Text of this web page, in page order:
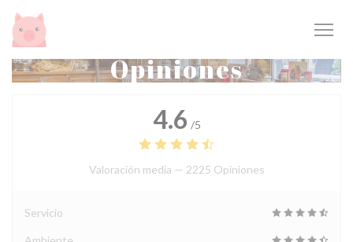
Personalización de sus opciones de cookies
Opiniones
4.6 /5
Valoración media — 2225 Opiniones
Servicio